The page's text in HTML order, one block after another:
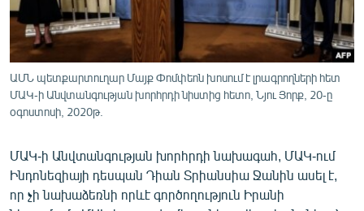
ՄԵԿՆԱԲԱՆՈՒԹՅՈՒՆ
ՏՏ ԵՒ ԻՆՏԵՐՆԵՏ
ԱՐԽԻՎ
ԲԱՆԱՎԵՃ
ՁԳՏԵԼՈՎ ԼԱՎԱԳՈՒՅՆԻՆ
ԱՄՆ պետքարտուղար Մայք Փոմփեոն խոսում է լրագրողների հետ
ՄԱԿ-ի Անվտանգության խորհրդի նիստից հետո, Նյու Յորք, 20-ը
օգոստոսի, 2020թ.
ՄԱԿ-ի Անվտանգության խորհրդի նախագահ, ՄԱԿ-ում
Ինդոնեզիայի դեսպան Դիան Տրիանսիա Ջանին ասել է,
որ չի նախաձեռնի որևէ գործողություն Իրանի